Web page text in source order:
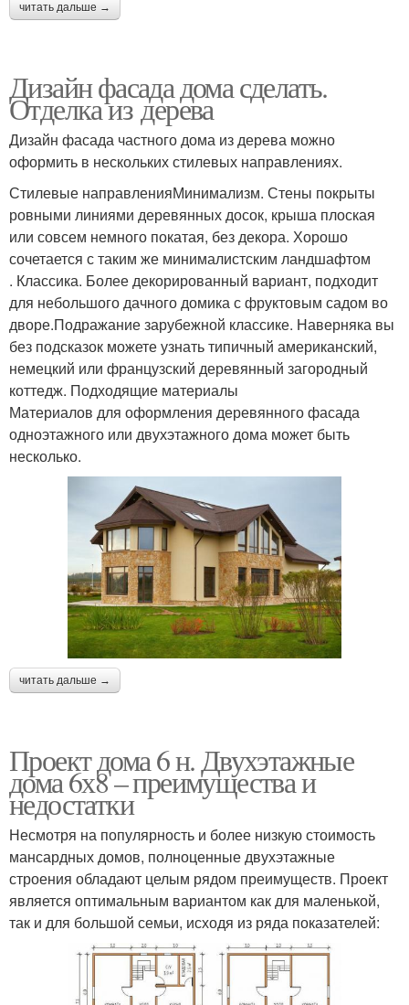
читать дальше →
Дизайн фасада дома сделать.
Отделка из дерева
Дизайн фасада частного дома из дерева можно
оформить в нескольких стилевых направлениях.
Стилевые направленияМинимализм. Стены покрыты
ровными линиями деревянных досок, крыша плоская
или совсем немного покатая, без декора. Хорошо
сочетается с таким же минималистским ландшафтом
. Классика. Более декорированный вариант, подходит
для небольшого дачного домика с фруктовым садом во
дворе.Подражание зарубежной классике. Наверняка вы
без подсказок можете узнать типичный американский,
немецкий или французский деревянный загородный
коттедж. Подходящие материалы
Материалов для оформления деревянного фасада
одноэтажного или двухэтажного дома может быть
несколько.
читать дальше →
Проект дома 6 н. Двухэтажные
дома 6х8 – преимущества и
недостатки
Несмотря на популярность и более низкую стоимость
мансардных домов, полноценные двухэтажные
строения обладают целым рядом преимуществ. Проект
является оптимальным вариантом как для маленькой,
так и для большой семьи, исходя из ряда показателей: